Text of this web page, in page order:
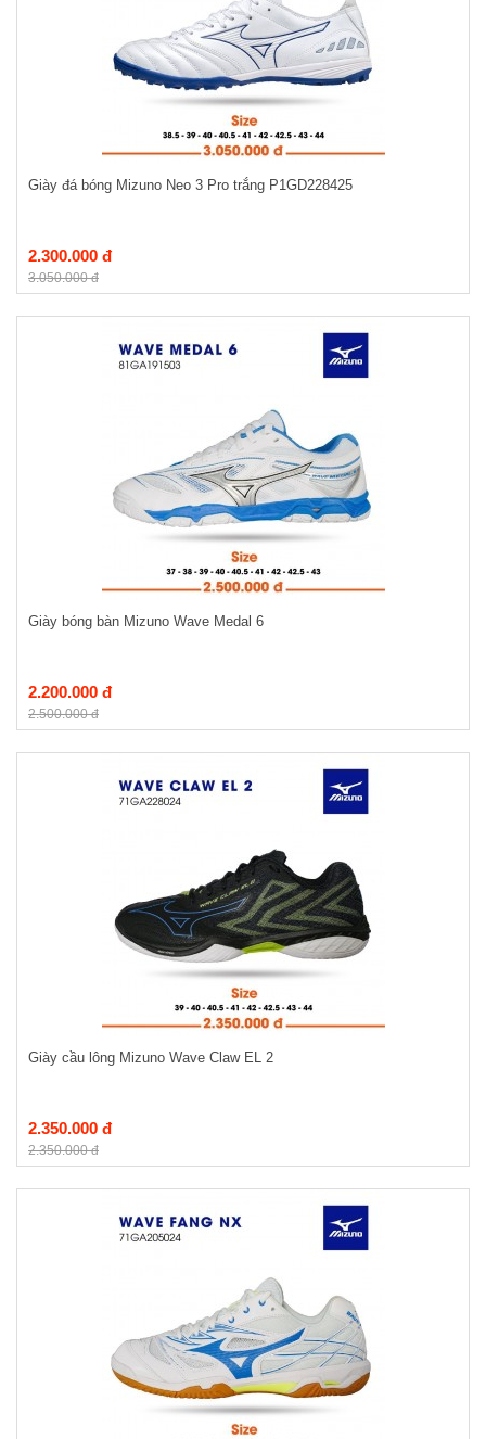
Giày đá bóng Mizuno Neo 3 Pro trắng P1GD228425
2.300.000 đ
3.050.000 đ
Giày bóng bàn Mizuno Wave Medal 6
2.200.000 đ
2.500.000 đ
Giày cầu lông Mizuno Wave Claw EL 2
2.350.000 đ
2.350.000 đ